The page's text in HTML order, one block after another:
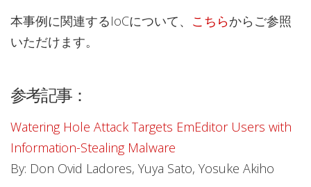
本事例に関連するIoCについて、 こちらからご参照
いただけます。
参考記事：
Watering Hole Attack Targets EmEditor Users with
Information-Stealing Malware
By: Don Ovid Ladores, Yuya Sato, Yosuke Akiho